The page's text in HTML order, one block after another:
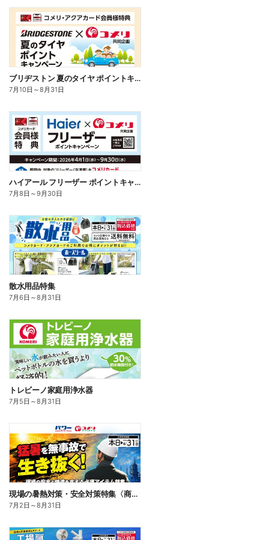
ブリヂストン 夏のタイヤ ポイントキャンペーン
7月10日 ～8月31日
ハイアール フリーザー ポイントキャンペーン
7月8日 ～9月30日
散水用品特集
7月6日 ～8月31日
トレビーノ家庭用浄水器
7月5日 ～8月31日
現場の暑熱対策・安全対策特集〈商品一例〉
7月2日 ～8月31日